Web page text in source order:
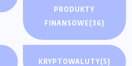
PRODUKTY
FINANSOWE(36)
KRYPTOWALUTY(5)